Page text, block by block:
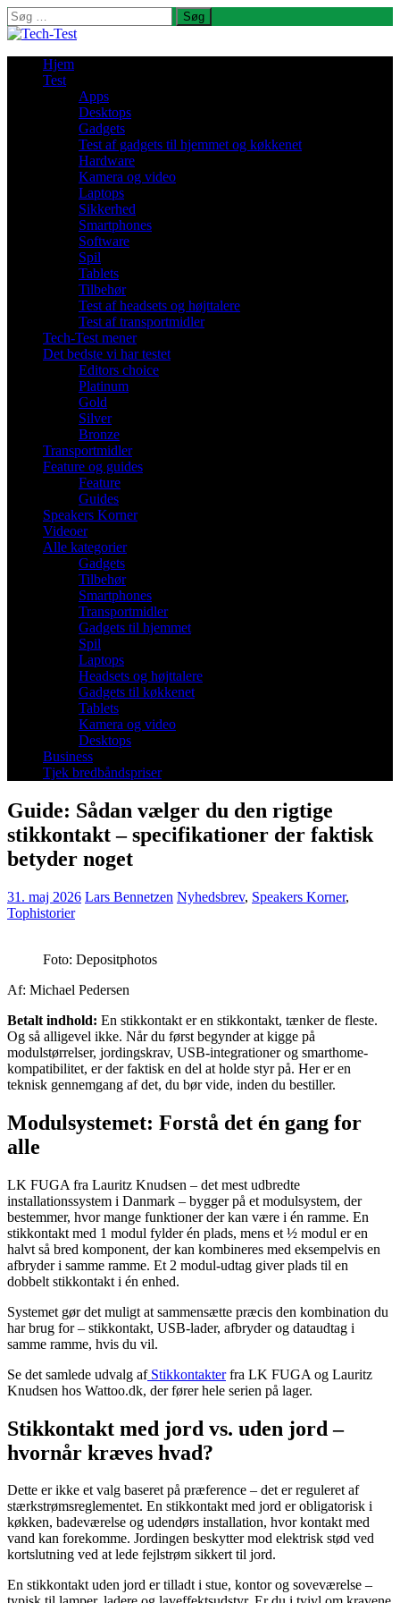
Søg
efter:
Hjem
Test
Apps
Desktops
Gadgets
Test af gadgets til hjemmet og køkkenet
Hardware
Kamera og video
Laptops
Sikkerhed
Smartphones
Software
Spil
Tablets
Tilbehør
Test af headsets og højttalere
Test af transportmidler
Tech-Test mener
Det bedste vi har testet
Editors choice
Platinum
Gold
Silver
Bronze
Transportmidler
Feature og guides
Feature
Guides
Speakers Korner
Videoer
Alle kategorier
Gadgets
Tilbehør
Smartphones
Transportmidler
Gadgets til hjemmet
Spil
Laptops
Headsets og højttalere
Gadgets til køkkenet
Tablets
Kamera og video
Desktops
Business
Tjek bredbåndspriser
Guide: Sådan vælger du den rigtige
stikkontakt – specifikationer der faktisk
betyder noget
31. maj 2026 Lars Bennetzen Nyhedsbrev, Speakers Korner,
Tophistorier
Foto: Depositphotos
Af: Michael Pedersen
Betalt indhold: En stikkontakt er en stikkontakt, tænker de fleste.
Og så alligevel ikke. Når du først begynder at kigge på
modulstørrelser, jordingskrav, USB-integrationer og smarthome-
kompatibilitet, er der faktisk en del at holde styr på. Her er en
teknisk gennemgang af det, du bør vide, inden du bestiller.
Modulsystemet: Forstå det én gang for
alle
LK FUGA fra Lauritz Knudsen – det mest udbredte
installationssystem i Danmark – bygger på et modulsystem, der
bestemmer, hvor mange funktioner der kan være i én ramme. En
stikkontakt med 1 modul fylder én plads, mens et ½ modul er en
halvt så bred komponent, der kan kombineres med eksempelvis en
afbryder i samme ramme. Et 2 modul-udtag giver plads til en
dobbelt stikkontakt i én enhed.
Systemet gør det muligt at sammensætte præcis den kombination du
har brug for – stikkontakt, USB-lader, afbryder og dataudtag i
samme ramme, hvis du vil.
Se det samlede udvalg afStikkontakterfra LK FUGA og Lauritz
Knudsen hos Wattoo.dk, der fører hele serien på lager.
Stikkontakt med jord vs. uden jord –
hvornår kræves hvad?
Dette er ikke et valg baseret på præference – det er reguleret af
stærkstrømsreglementet. En stikkontakt med jord er obligatorisk i
køkken, badeværelse og udendørs installation, hvor kontakt med
vand kan forekomme. Jordingen beskytter mod elektrisk stød ved
kortslutning ved at lede fejlstrøm sikkert til jord.
En stikkontakt uden jord er tilladt i stue, kontor og soveværelse –